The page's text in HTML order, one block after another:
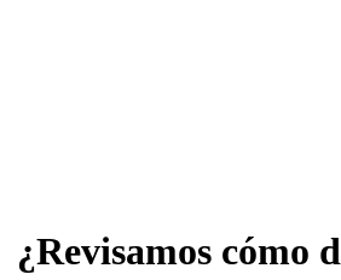
¿Revisamos cómo